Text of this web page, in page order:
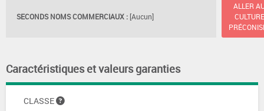
SECONDS NOMS COMMERCIAUX : [Aucun]
ALLER
Caractéristiques et valeurs garanties
CLASSE